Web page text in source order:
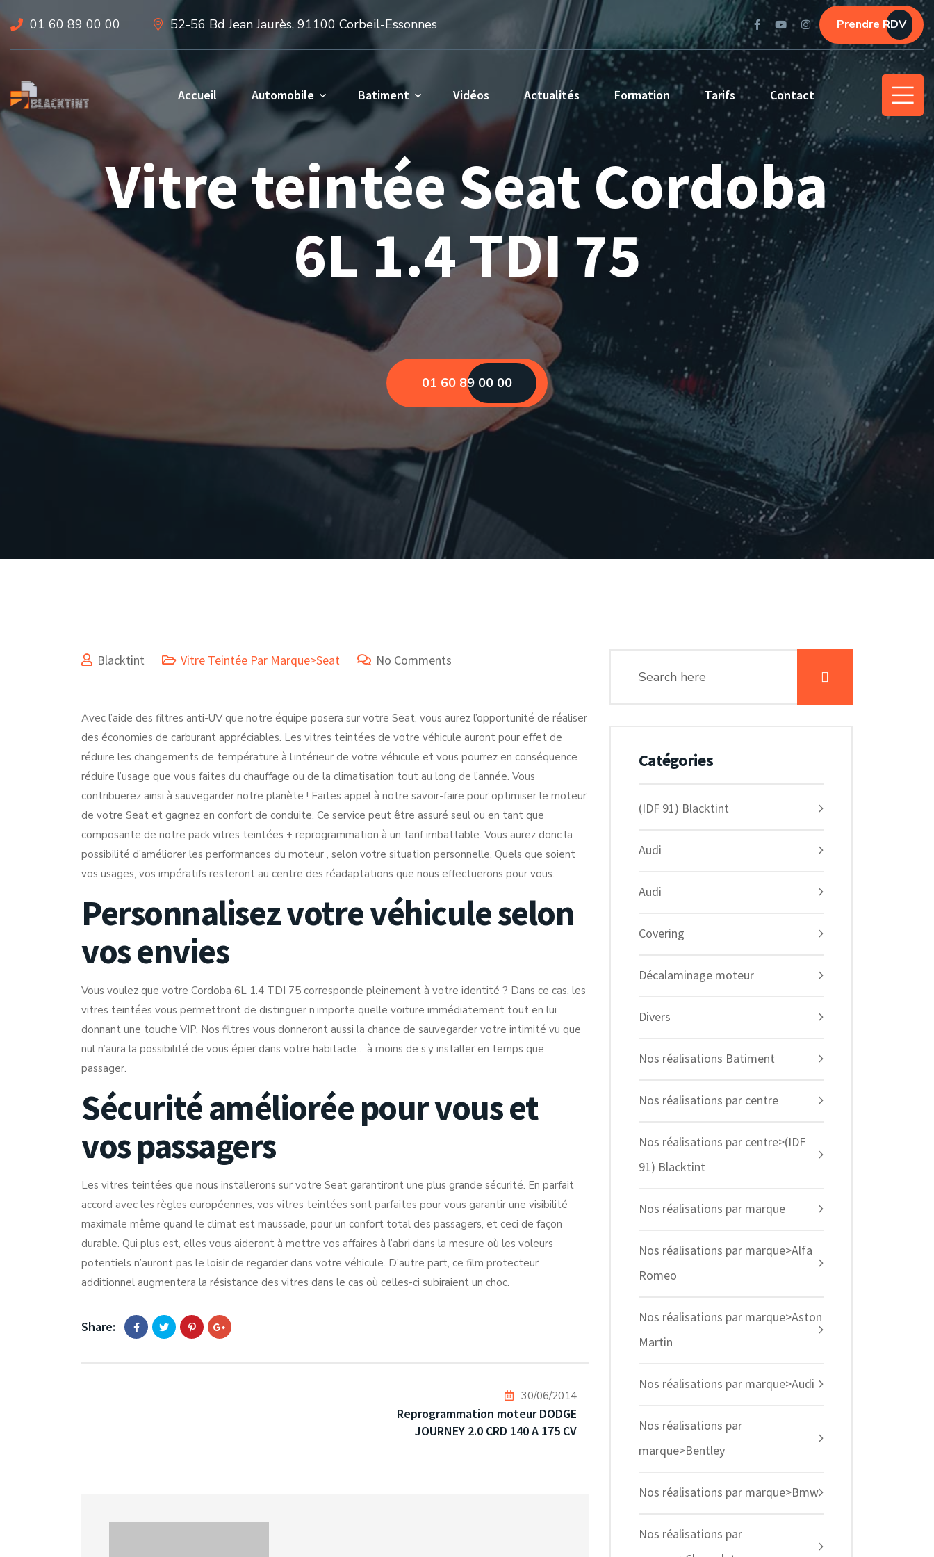
01 60 89 00 00 52-56 Bd Jean Jaurès, 91100 Corbeil-Essonnes Prendre RDV
Accueil Automobile Batiment Vidéos Actualités Formation Tarifs Contact
Vitre teintée Seat Cordoba
6L 1.4 TDI 75
01 60 89 00 00
Blacktint Vitre Teintée Par Marque>Seat No Comments
Avec l’aide des filtres anti-UV que notre équipe posera sur votre Seat, vous aurez l’opportunité de réaliser
des économies de carburant appréciables. Les vitres teintées de votre véhicule auront pour effet de
réduire les changements de température à l’intérieur de votre véhicule et vous pourrez en conséquence
réduire l’usage que vous faites du chauffage ou de la climatisation tout au long de l’année. Vous
contribuerez ainsi à sauvegarder notre planète ! Faites appel à notre savoir-faire pour optimiser le moteur
de votre Seat et gagnez en confort de conduite. Ce service peut être assuré seul ou en tant que
composante de notre pack vitres teintées + reprogrammation à un tarif imbattable. Vous aurez donc la
possibilité d’améliorer les performances du moteur , selon votre situation personnelle. Quels que soient
vos usages, vos impératifs resteront au centre des réadaptations que nous effectuerons pour vous.
Personnalisez votre véhicule selon
vos envies
Vous voulez que votre Cordoba 6L 1.4 TDI 75 corresponde pleinement à votre identité ? Dans ce cas, les
vitres teintées vous permettront de distinguer n’importe quelle voiture immédiatement tout en lui
donnant une touche VIP. Nos filtres vous donneront aussi la chance de sauvegarder votre intimité vu que
nul n’aura la possibilité de vous épier dans votre habitacle… à moins de s’y installer en temps que
passager.
Sécurité améliorée pour vous et
vos passagers
Les vitres teintées que nous installerons sur votre Seat garantiront une plus grande sécurité. En parfait
accord avec les règles européennes, vos vitres teintées sont parfaites pour vous garantir une visibilité
maximale même quand le climat est maussade, pour un confort total des passagers, et ceci de façon
durable. Qui plus est, elles vous aideront à mettre vos affaires à l’abri dans la mesure où les voleurs
potentiels n’auront pas le loisir de regarder dans votre véhicule. D’autre part, ce film protecteur
additionnel augmentera la résistance des vitres dans le cas où celles-ci subiraient un choc.
Share:
30/06/2014
Reprogrammation moteur DODGE
JOURNEY 2.0 CRD 140 A 175 CV
Catégories
(IDF 91) Blacktint
Audi
Audi
Covering
Décalaminage moteur
Divers
Nos réalisations Batiment
Nos réalisations par centre
Nos réalisations par centre>(IDF
91) Blacktint
Nos réalisations par marque
Nos réalisations par marque>Alfa
Romeo
Nos réalisations par marque>Aston
Martin
Nos réalisations par marque>Audi
Nos réalisations par
marque>Bentley
Nos réalisations par marque>Bmw
Nos réalisations par